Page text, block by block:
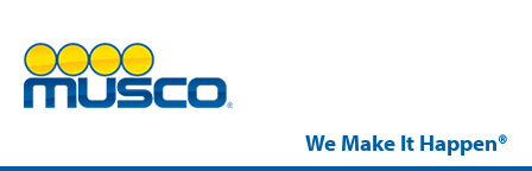
We Make It Happen®